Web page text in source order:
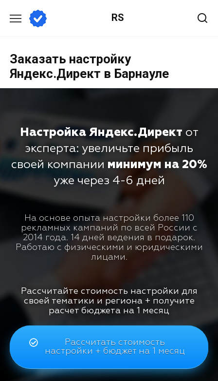
RS
Заказать настройку
Яндекс.Директ в Барнауле
Настройка Яндекс.Директ от
эксперта: увеличьте прибыль
своей компании минимум на 20%
уже через 4-6 дней
На основе опыта настройки более 110
рекламных кампаний по всей России с
2014 года. 14 дней ведения в подарок.
Работаю с физическими и юридическими
лицами.
Рассчитайте стоимость настройки для
своей тематики и региона + получите
расчет бюджета на 1 месяц
Рассчитать стоимость
настройки + бюджет на 1 месяц